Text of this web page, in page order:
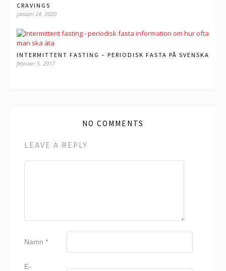
CRAVINGS
januari 24, 2020
INTERMITTENT FASTING – PERIODISK FASTA PÅ SVENSKA
februari 5, 2017
NO COMMENTS
LEAVE A REPLY
Namn *
E-